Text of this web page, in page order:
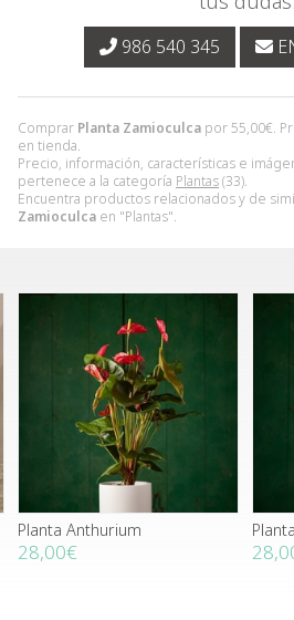
Comprar Planta Zamioculca por 55,00€.
en tienda.
Precio, información, características e
pertenece a la categoría Plantas(33).
Encuentra productos relacionados y de
Zamioculca en "Plantas".
986 540 345
Planta